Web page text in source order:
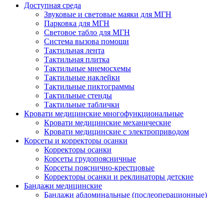
Доступная среда
Звуковые и световые маяки для МГН
Парковка для МГН
Световое табло для МГН
Система вызова помощи
Тактильная лента
Тактильная плитка
Тактильные мнемосхемы
Тактильные наклейки
Тактильные пиктограммы
Тактильные стенды
Тактильные таблички
Кровати медицинские многофункциональные
Кровати медицинские механические
Кровати медицинские с электроприводом
Корсеты и корректоры осанки
Корректоры осанки
Корсеты грудопоясничные
Корсеты пояснично-крестцовые
Корректоры осанки и реклинаторы детские
Бандажи медицинские
Бандажи абдоминальные (послеоперационные)